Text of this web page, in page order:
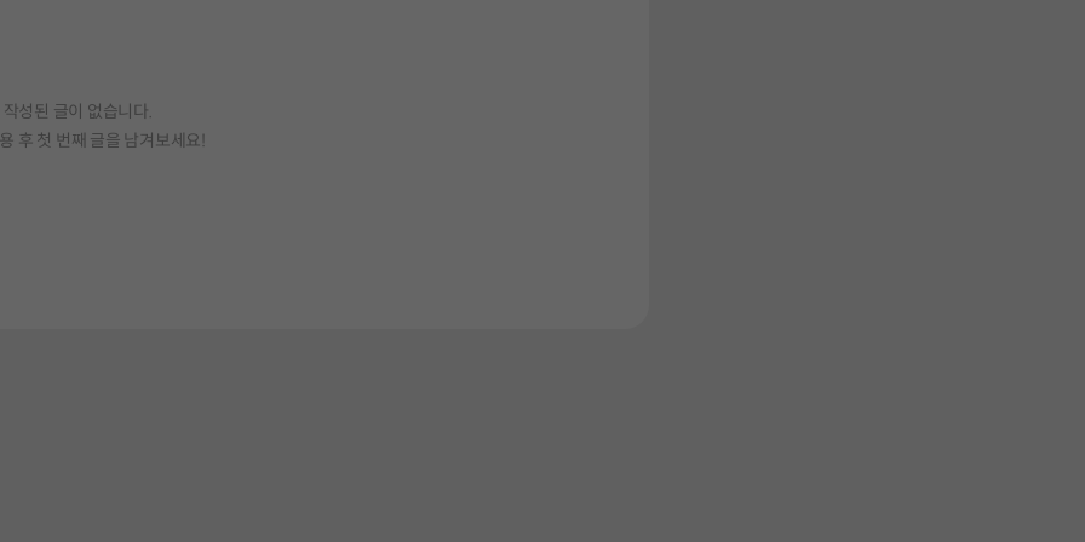
작성된 글이 없습니다.
후 첫 번째 글을 남겨보세요!